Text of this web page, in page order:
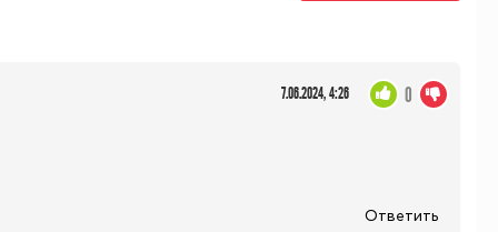
7.06.2024, 4:26 0
Ответить